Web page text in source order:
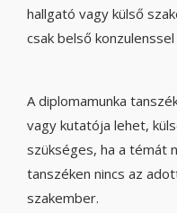
hallgató vagy külső
csak belső
A diplomamunka
vagy kutatója lehet,
szükséges, ha a témát
tanszéken nincs az
szakember.